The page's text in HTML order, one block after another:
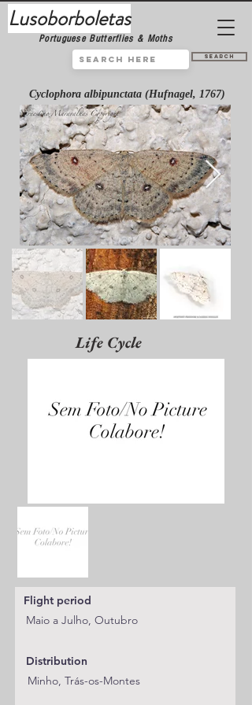
Lusoborboletas
Portuguese Butterflies & Moths
Search
Cyclophora albipunctata (Hufnagel, 1767)
Life Cycle
Flight period
Maio a Julho, Outubro
Distribution
Minho, Trás-os-Montes